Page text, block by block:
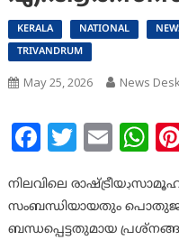
KERALA NATIONAL
TRIVANDRUM
May 25, 2026 News
Facebook
Twitter
നിലവിലെ രാഷ്ട്രീയڊസാമൂഹിക സാഹചര്യത്തില്‍ സര്‍വീസ്
സംബന്ധിയായതും
ബന്ധപ്പെട്ടതുമായ